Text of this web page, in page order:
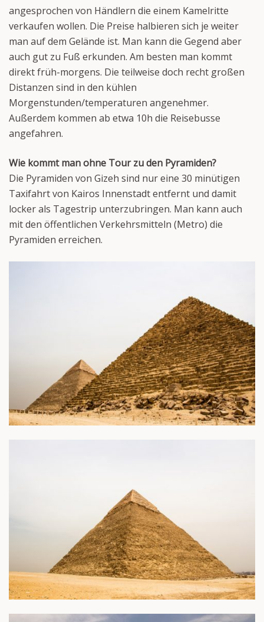
angesprochen von Händlern die einem Kamelritte
verkaufen wollen. Die Preise halbieren sich je weiter
man auf dem Gelände ist. Man kann die Gegend aber
auch gut zu Fuß erkunden. Am besten man kommt
direkt früh-morgens. Die teilweise doch recht großen
Distanzen sind in den kühlen
Morgenstunden/temperaturen angenehmer.
Außerdem kommen ab etwa 10h die Reisebusse
angefahren.
Wie kommt man ohne Tour zu den Pyramiden?
Die Pyramiden von Gizeh sind nur eine 30 minütigen
Taxifahrt von Kairos Innenstadt entfernt und damit
locker als Tagestrip unterzubringen. Man kann auch
mit den öffentlichen Verkehrsmitteln (Metro) die
Pyramiden erreichen.